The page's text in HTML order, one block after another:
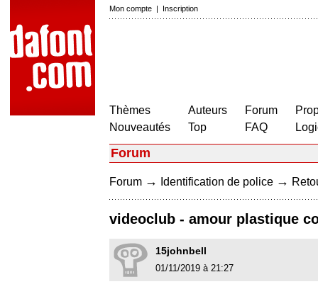
Mon compte | Inscription
Thèmes
Nouveautés
Auteurs
Top
Forum
FAQ
Forum
Forum → Identification de police →
videoclub - amour plastique
15johnbell
01/11/2019 à 21:27